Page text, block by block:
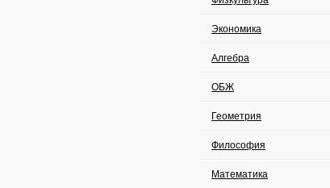
Экономика
Алгебра
ОБЖ
Геометрия
Философия
Математика